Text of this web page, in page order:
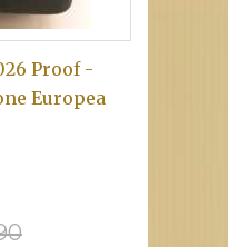
Proof -
Europea